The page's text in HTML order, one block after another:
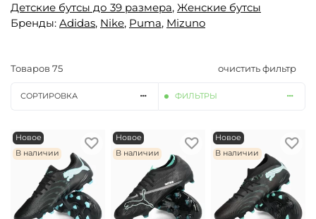
Детские бутсы до 39 размера, Женские бутсы
Бренды: Adidas, Nike, Puma, Mizuno
Товаров 75 очистить фильтр
СОРТИРОВКА ФИЛЬТРЫ
Новое
В наличии
Новое
В наличии
Новое
В наличии